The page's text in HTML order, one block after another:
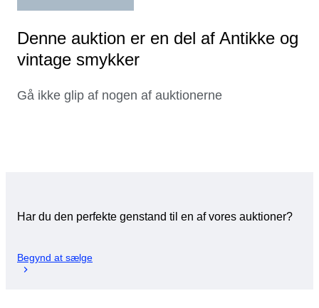
Denne auktion er en del af Antikke og
vintage smykker
Gå ikke glip af nogen af auktionerne
Har du den perfekte genstand til en af vores auktioner?
Begynd at sælge